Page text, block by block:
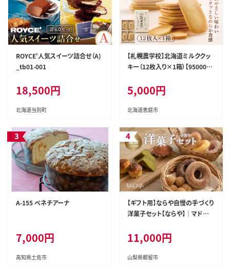
ROYCE'人気スイーツ詰合せ（A)
_tb01-001
18,500円
北海道当別町
【札幌農学校】北海道ミルククッ
キー（12枚入り×1箱）【9500010
5,000円
北海道恵庭市
A-155 ベネチアーナ
7,000円
高知県土佐市
【ギフト用】ならや自慢の手づくり
洋菓子セット【ならや】｜マドレ
答用 プレゼント ギフト naraya
11,000円
山梨県都留市